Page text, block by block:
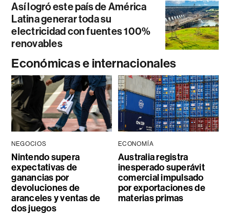
Así logró este país de América
Latina generar toda su
electricidad con fuentes 100%
renovables
Económicas e internacionales
NEGOCIOS
Nintendo supera
expectativas de
ganancias por
devoluciones de
aranceles y ventas de
dos juegos
ECONOMÍA
Australia registra
inesperado superávit
comercial impulsado
por exportaciones de
materias primas